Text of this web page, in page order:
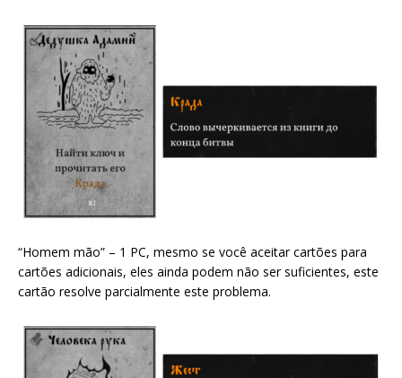
“Homem mão” – 1 PC, mesmo se você aceitar cartões para
cartões adicionais, eles ainda podem não ser suficientes, este
cartão resolve parcialmente este problema.